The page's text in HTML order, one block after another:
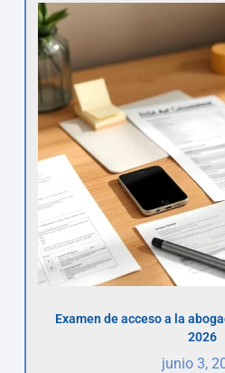
Examen de acceso a la
2026
junio 3,